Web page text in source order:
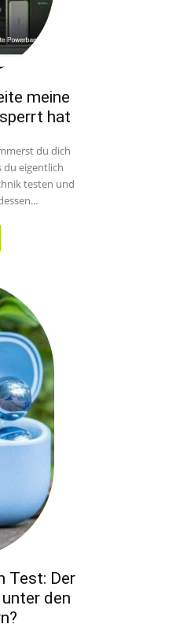
meine
hat
du dich
du eigentlich
testen und
Test: Der
den